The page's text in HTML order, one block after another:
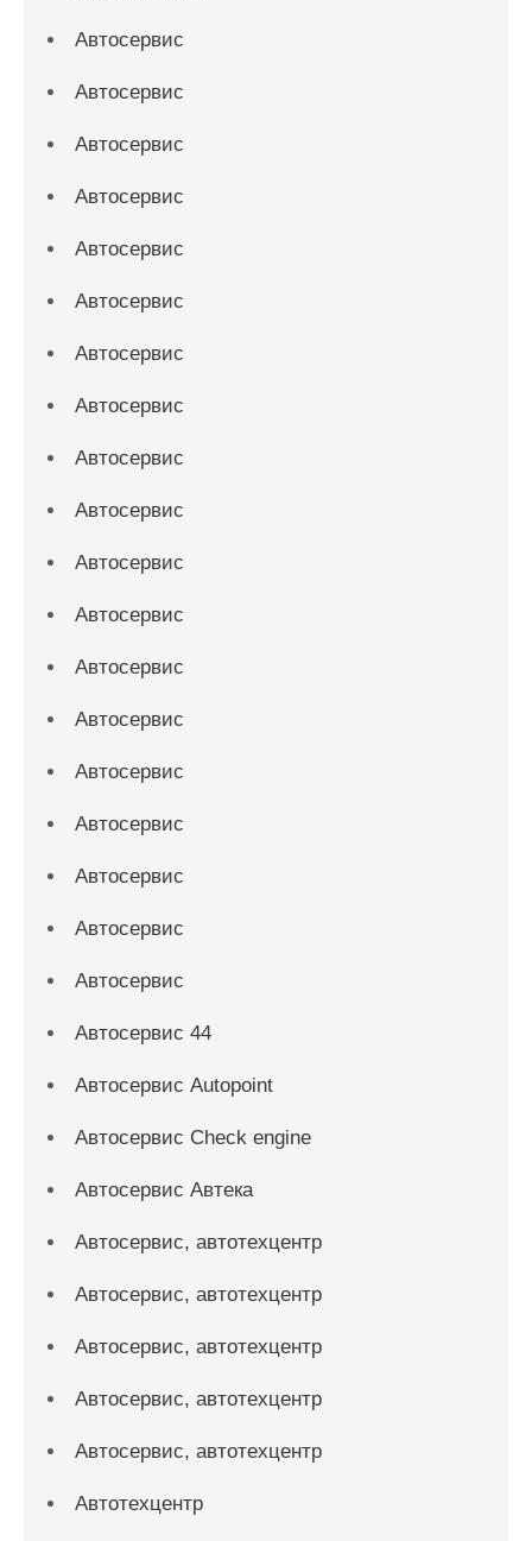
Автосервис
Автосервис
Автосервис
Автосервис
Автосервис
Автосервис
Автосервис
Автосервис
Автосервис
Автосервис
Автосервис
Автосервис
Автосервис
Автосервис
Автосервис
Автосервис
Автосервис
Автосервис
Автосервис
Автосервис 44
Автосервис Autopoint
Автосервис Check engine
Автосервис Автека
Автосервис, автотехцентр
Автосервис, автотехцентр
Автосервис, автотехцентр
Автосервис, автотехцентр
Автосервис, автотехцентр
Автотехцентр